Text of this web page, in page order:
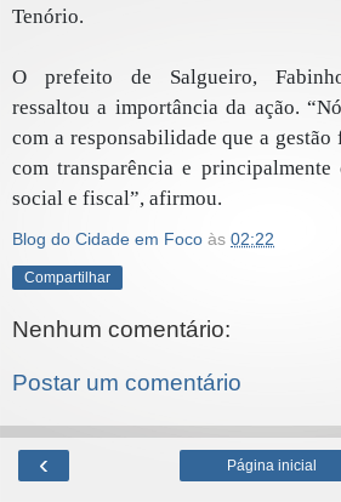
Tenório.
O prefeito de Salgueiro,
ressaltou a importância da ação.
com a responsabilidade que a
com transparência e principalmente
social e fiscal”, afirmou.
Blog do Cidade em Foco às 02:22
Compartilhar
Nenhum comentário:
Postar um comentário
‹ Página inicial